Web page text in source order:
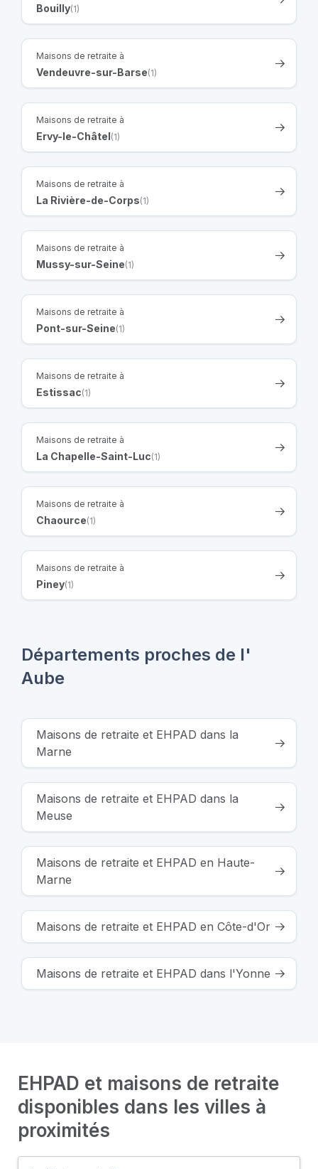
Bouilly(1)
Maisons de retraite à
Vendeuvre-sur-Barse(1)
Maisons de retraite à
Ervy-le-Châtel(1)
Maisons de retraite à
La Rivière-de-Corps(1)
Maisons de retraite à
Mussy-sur-Seine(1)
Maisons de retraite à
Pont-sur-Seine(1)
Maisons de retraite à
Estissac(1)
Maisons de retraite à
La Chapelle-Saint-Luc(1)
Maisons de retraite à
Chaource(1)
Maisons de retraite à
Piney(1)
Départements proches de l'
Aube
Maisons de retraite et EHPAD dans la
Marne
Maisons de retraite et EHPAD dans la
Meuse
Maisons de retraite et EHPAD en Haute-
Marne
Maisons de retraite et EHPAD en Côte-d'Or
Maisons de retraite et EHPAD dans l'Yonne
EHPAD et maisons de retraite
disponibles dans les villes à
proximités